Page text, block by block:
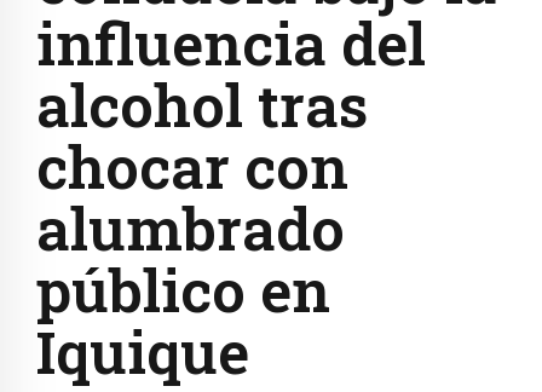
influencia del
alcohol tras
chocar con
alumbrado
público en
Iquique